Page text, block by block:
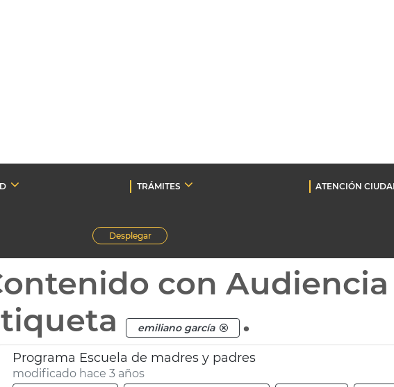
TRÁMITES
ATENCIÓN
Desplegar
con Audiencia
emiliano garcía .
Programa Escuela de madres y padres
modificado hace 3 años